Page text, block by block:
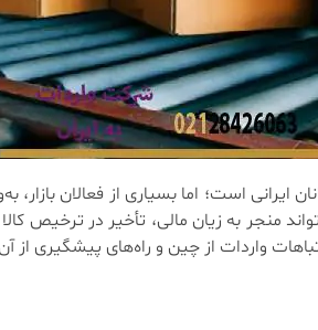
است؛ اما بسیاری از فعالان بازار،
منجر به زیان مالی، تأخیر در ترخیص
واردات از چین و راه‌های پیشگیری از